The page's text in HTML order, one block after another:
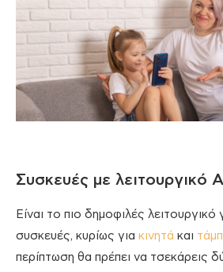
Συσκευές με λειτουργικό
Είναι το πιο δημοφιλές λειτουργικό
συσκευές, κυρίως για κινητά και
περίπτωση θα πρέπει να τσεκάρεις